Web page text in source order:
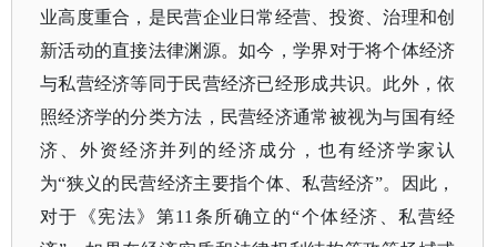
业高度重合，是民营企业日常经营、投资、治理和创
新活动的直接法律渊源。如今，学界对于将个体经济
与私营经济等同于民营经济已经形成共识。此外，依
照经济学的分类方法，民营经济通常被视为与国有经
济、外资经济并列的经济成分，也有经济学家认
为“狭义的民营经济主要指个体、私营经济”。因此，
对于《宪法》第11条所确立的“个体经济、私营经